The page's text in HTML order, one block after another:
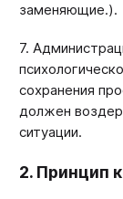
заменяющие.).
7.
сохранения
должен
ситуации.
2. Принцип